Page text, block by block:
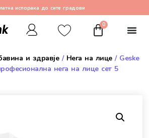
испорака до сите градови
0
и здравје/ Нега на лице/ Geske
нега на лице сет 5